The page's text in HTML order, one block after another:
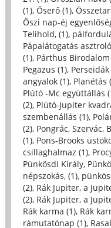
(1), Őserő (1),
Őszi nap-éj
Telihold, (1),
Pápalátogatás
(1), Párthus Birodalom
Pegazus (1), Perseidák
angyalok (1), Planétás
Plútó -Mc együttállás
(2), Plútó-Jupiter
szembenállás (1),
(2), Pongrác, Szervác,
(1), Pons-Brooks
csillaghalmaz (1),
Pünkösdi Király,
népszokás, (1),
(2), Rák Jupiter, a
(2), Rák Jupiter, a
Rák karma (1), Rák
rámutatónap (1),